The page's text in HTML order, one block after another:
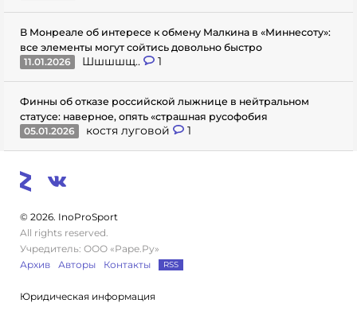
В Монреале об интересе к обмену Малкина в «Миннесоту»:
все элементы могут сойтись довольно быстро
11.01.2026
Шшшшщ.. 1
Финны об отказе российской лыжнице в нейтральном
статусе: наверное, опять «страшная русофобия
05.01.2026
костя луговой 1
© 2026. InoProSport
All rights reserved.
Учредитель: ООО «Раре.Ру»
Архив
Авторы Контакты RSS
Юридическая информация